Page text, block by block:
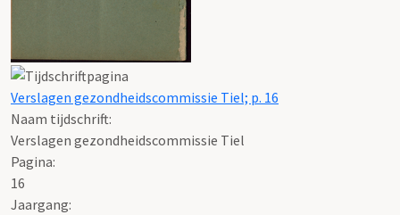
Verslagen gezondheidscommissie Tiel; p. 16
Naam tijdschrift:
Verslagen gezondheidscommissie Tiel
Pagina:
16
Jaargang: